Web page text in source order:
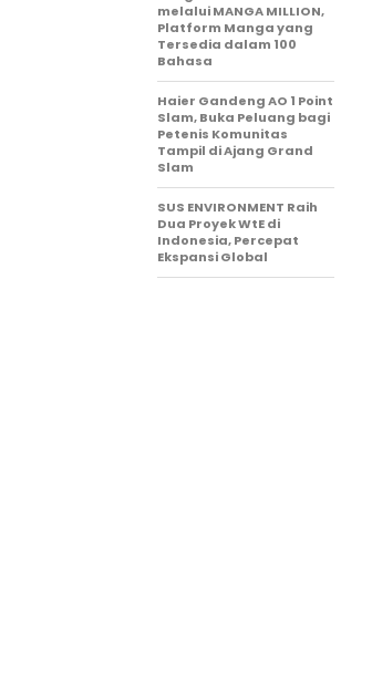
melalui MANGA MILLION,
Platform Manga yang
Tersedia dalam 100
Bahasa
Haier Gandeng AO 1 Point
Slam, Buka Peluang bagi
Petenis Komunitas
Tampil di Ajang Grand
Slam
SUS ENVIRONMENT Raih
Dua Proyek WtE di
Indonesia, Percepat
Ekspansi Global